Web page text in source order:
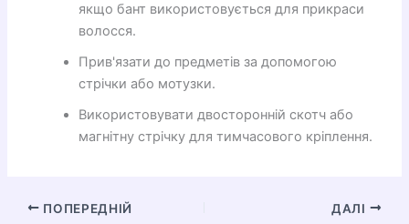
якщо бант використовується для прикраси
волосся.
Прив'язати до предметів за допомогою
стрічки або мотузки.
Використовувати двосторонній скотч або
магнітну стрічку для тимчасового кріплення.
ПОПЕРЕДНІЙ ДАЛІ